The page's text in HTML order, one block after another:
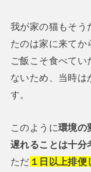
我が家の猫もそう
たのは家に来てか
ご飯こそ食べて
ないため、当時は
す。
このように環境の
遅れることは十分
ただ １日以上排